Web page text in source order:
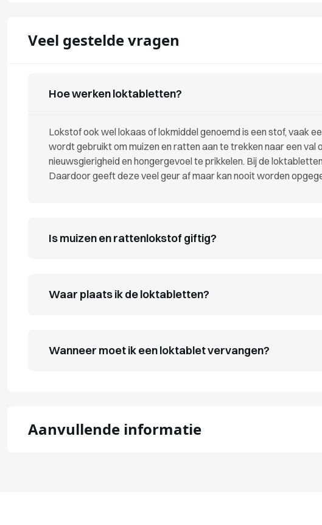
Veel gestelde vragen
Hoe werken loktabletten?
Lokstof ook wel lokaas of lokmiddel genoemd is een stof, vaak
wordt gebruikt om muizen en ratten aan te trekken naar een val
nieuwsgierigheid en hongergevoel te prikkelen. Bij de
Daardoor geeft deze veel geur af maar kan nooit worden
Is muizen en rattenlokstof giftig?
Waar plaats ik de loktabletten?
Wanneer moet ik een loktablet vervangen?
Aanvullende informatie